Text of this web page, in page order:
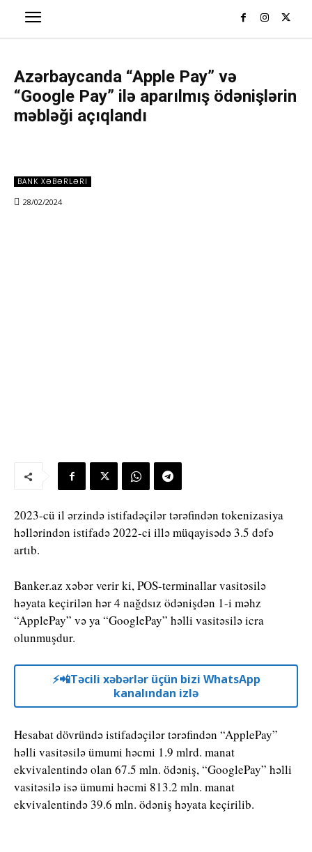
Azərbaycanda “Apple Pay” və
“Google Pay” ilə aparılmış ödənişlərin
məbləği açıqlandı
BANK XƏBƏRLƏRI
28/02/2024
2023-cü il ərzində istifadəçilər tərəfindən tokenizasiya
həllərindən istifadə 2022-ci illə müqayisədə 3.5 dəfə
artıb.
Banker.az xəbər verir ki, POS-terminallar vasitəsilə
həyata keçirilən hər 4 nağdsız ödənişdən 1-i məhz
“ApplePay” və ya “GooglePay” həlli vasitəsilə icra
olunmuşdur.
⚡️📲Təcili xəbərlər üçün bizi WhatsApp
kanalından izlə
Hesabat dövründə istifadəçilər tərəfindən “ApplePay”
həlli vasitəsilə ümumi həcmi 1.9 mlrd. manat
ekvivalentində olan 67.5 mln. ödəniş, “GooglePay” həlli
vasitəsilə isə ümumi həcmi 813.2 mln. manat
ekvivalentində 39.6 mln. ödəniş həyata keçirilib.